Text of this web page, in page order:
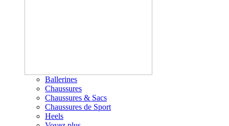
Ballerines
Chaussures
Chaussures & Sacs
Chaussures de Sport
Heels